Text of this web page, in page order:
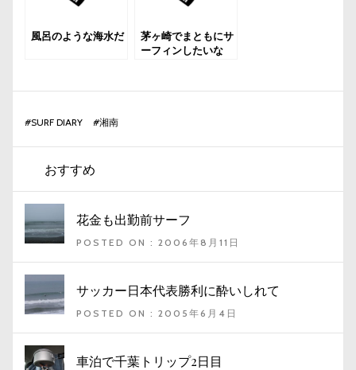
風呂のような海水だ
茅ヶ崎でまともにサ
ーフィンしたいな
#SURF DIARY #湘南
おすすめ
花金も出勤前サーフ
POSTED ON : 2006年8月11日
サッカー日本代表勝利に酔いしれて
POSTED ON : 2005年6月4日
車泊で千葉トリップ2日目